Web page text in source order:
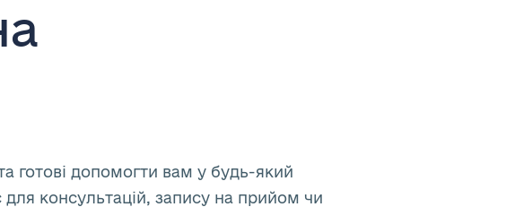
готові допомогти вам у будь-який
консультацій, запису на прийом чи